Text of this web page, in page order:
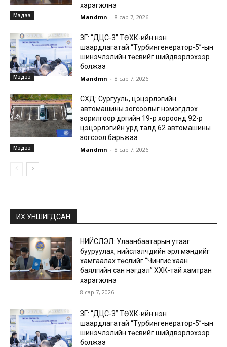
Мэдээ
хэрэгжүүлнэ
Mandmn - 8 сар 7, 2026
Мэдээ
ЗГ: “ДЦС-3” ТӨХК-ийн нэн
шаардлагатай “Турбингенератор-5”-ын
шинэчлэлийн төсвийг шийдвэрлэхээр
болжээ
Mandmn - 8 сар 7, 2026
Мэдээ
СХД: Сургууль, цэцэрлэгийн
автомашины зогсоолыг нэмэгдүүлэх
зорилгоор дүүргийн 19-р хороонд 92-р
цэцэрлэгийн урд талд 62 автомашины
зогсоол барьжээ
Mandmn - 8 сар 7, 2026
ИХ УНШИГДСАН
НИЙСЛЭЛ: Улаанбаатарын утааг
бууруулах, нийслэлчүүдийн эрүүл мэндийг
хамгаалах төслийг “Чингис хаан
баялгийн сан нэгдэл” ХХК-тай хамтран
хэрэгжүүлнэ
8 сар 7, 2026
ЗГ: “ДЦС-3” ТӨХК-ийн нэн
шаардлагатай “Турбингенератор-5”-ын
шинэчлэлийн төсвийг шийдвэрлэхээр
болжээ